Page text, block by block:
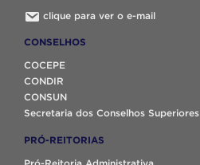
clique para ver o e-mail
CONSELHOS
COCEPE
CONDIR
CONSUN
Secretaria dos Conselhos Superiores
PRÓ-REITORIAS